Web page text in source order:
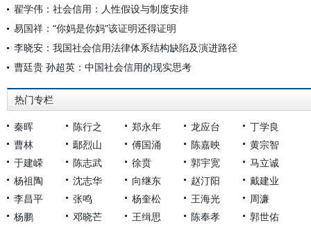
翟学伟：社会信用：人性假设与制度安排
易国祥：“你妈是你妈”该证明还得证明
李晓安：我国社会信用法律体系结构缺陷及演进路径
曹廷贵 孙超英：中国社会信用的现实思考
热门专栏
秦晖 陈行之 郑永年 龙应台
丁学良
曹林
鄢烈山 傅国涌 陈嘉映
黄宗智
于建嵘
陈志武 徐贲 郭宇宽
马立诚
杨祖陶
沈志华 向继东 赵汀阳
戴建业
李昌平
张鸣 杨奎松 王海光
周濂
杨鹏
邓晓芒 王缉思 陈奉孝
郭世佑